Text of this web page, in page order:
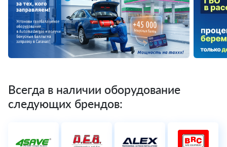
Всегда в наличии оборудование
следующих брендов: